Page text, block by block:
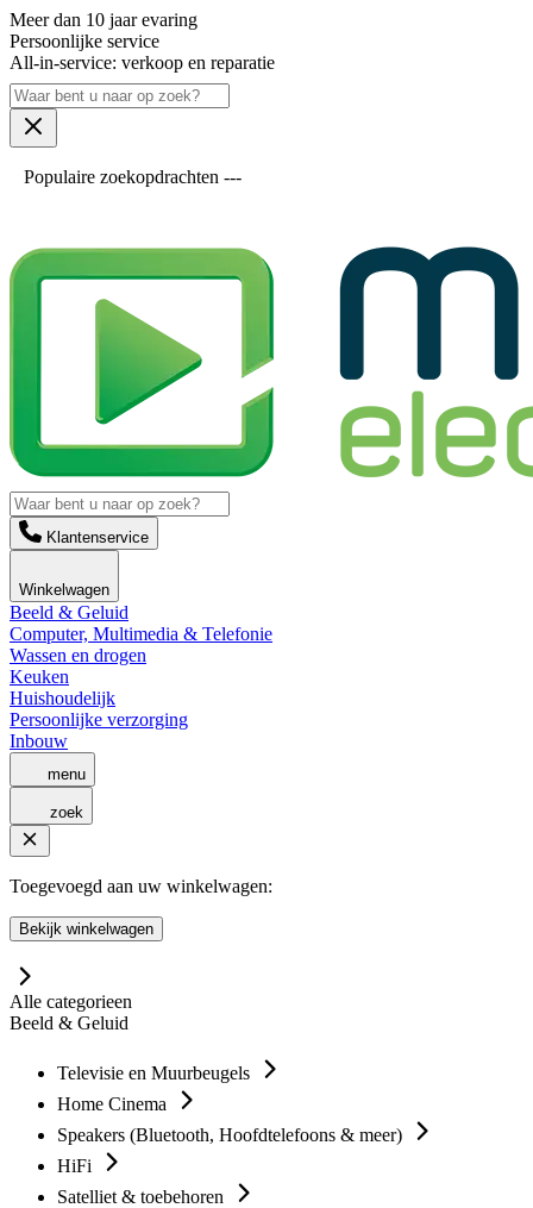
Meer dan 10 jaar evaring
Persoonlijke service
All-in-service: verkoop en reparatie
Populaire zoekopdrachten ---
Klantenservice
Winkelwagen
Beeld & Geluid
Computer, Multimedia & Telefonie
Wassen en drogen
Keuken
Huishoudelijk
Persoonlijke verzorging
Inbouw
menu
zoek
Toegevoegd aan uw winkelwagen:
Bekijk winkelwagen
Alle categorieen
Beeld & Geluid
Televisie en Muurbeugels
Home Cinema
Speakers (Bluetooth, Hoofdtelefoons & meer)
HiFi
Satelliet & toebehoren